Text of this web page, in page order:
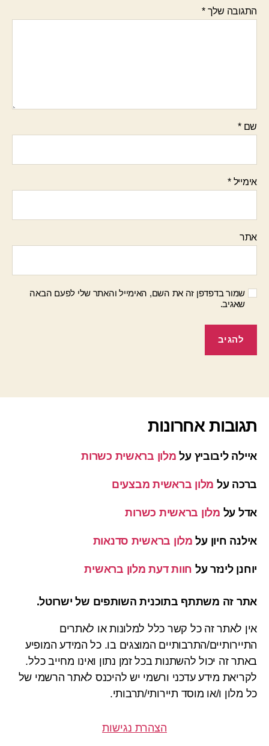
התגובה שלך*
שם*
אימייל*
אתר
שמור בדפדפן זה את השם, האימייל והאתר שלי לפעם הבאה
שאגיב.
תגובות אחרונות
איילה ליבוביץ על מלון בראשית כשרות
ברכה על מלון בראשית מבצעים
אדל על מלון בראשית כשרות
אילנה חיון על מלון בראשית סדנאות
יוחנן לינזר על חוות דעת מלון בראשית
אתר זה משתתף בתוכנית השותפים של ישרוטל.
אין לאתר זה כל קשר כלל למלונות או לאתרים
התיירותיים/התרבותיים המוצגים בו. כל המידע המופיע
באתר זה יכול להשתנות בכל זמן נתון ואינו מחייב כלל.
לקריאת מידע עדכני ורשמי יש להיכנס לאתר הרשמי של
כל מלון ו/או מוסד תיירותי/תרבותי.
הצהרת נגישות